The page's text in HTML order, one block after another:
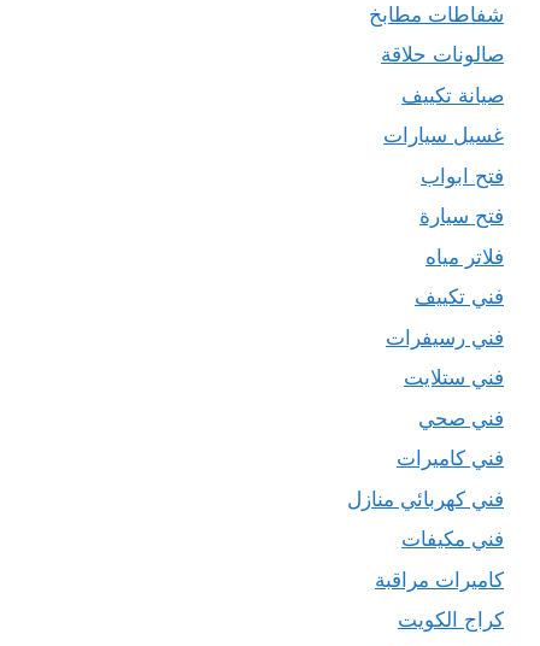
شفاطات مطابخ
صالونات حلاقة
صيانة تكييف
غسيل سيارات
فتح ابواب
فتح سيارة
فلاتر مياه
فني تكييف
فني رسيفرات
فني ستلايت
فني صحي
فني كاميرات
فني كهربائي منازل
فني مكيفات
كاميرات مراقبة
كراج الكويت